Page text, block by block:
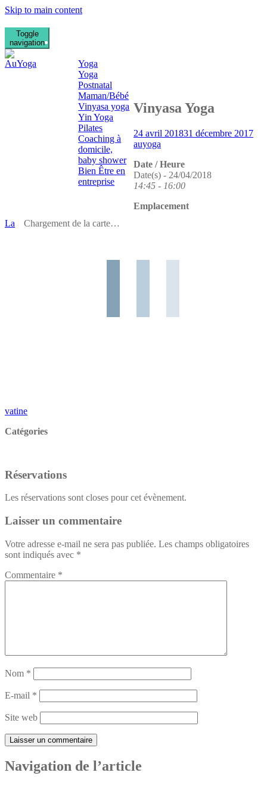
Skip to main content
Toggle
navigation
Yoga
Yoga
Postnatal
Maman/Bébé
Vinyasa yoga
Yin Yoga
Pilates
Coaching à
domicile,
baby shower
Bien Être en
entreprise
Vinyasa Yoga
24 avril 201831 décembre 2017
auyoga
Chargement de la carte…
Date / Heure
Date(s) - 24/04/2018
14:45 - 16:00
Emplacement
La
vatine
Catégories
Réservations
Les réservations sont closes pour cet évènement.
Laisser un commentaire
Votre adresse e-mail ne sera pas publiée. Les champs obligatoires
sont indiqués avec *
Commentaire *
Nom *
E-mail *
Site web
Navigation de l’article